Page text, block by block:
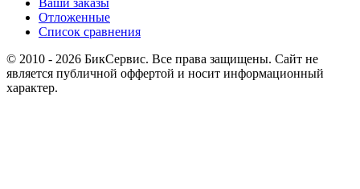
Ваши заказы
Отложенные
Список сравнения
© 2010 - 2026 БикСервис. Все права защищены. Сайт не
является публичной оффертой и носит информационный
характер.